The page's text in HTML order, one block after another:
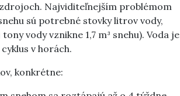
Najviditeľnejším problémom
sú potrebné stovky litrov vody,
vody vznikne 1,7 m³ snehu). Voda je
v horách.
konkrétne: